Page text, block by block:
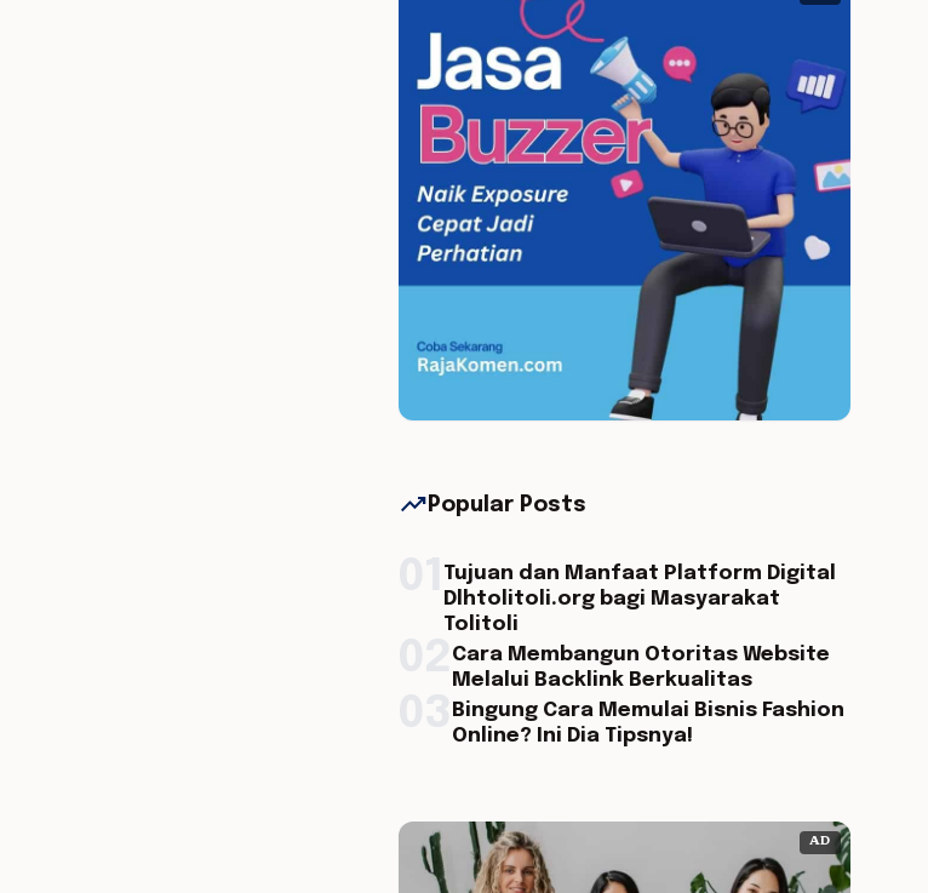
trending_up Popular Posts
Tujuan dan Manfaat Platform Digital
Dlhtolitoli.org bagi Masyarakat
Tolitoli
Cara Membangun Otoritas Website
Melalui Backlink Berkualitas
Bingung Cara Memulai Bisnis Fashion
Online? Ini Dia Tipsnya!
AD